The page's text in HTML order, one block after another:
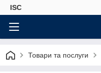
ISC
Товари та послуги